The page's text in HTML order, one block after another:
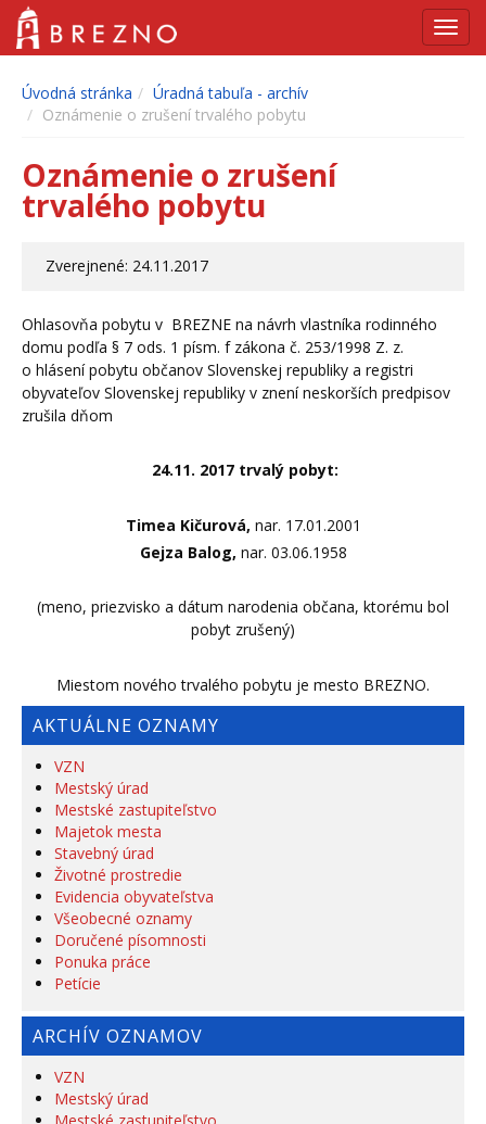
Úvodná stránka
Úradná tabuľa - archív
Oznámenie o zrušení trvalého pobytu
Oznámenie o zrušení
trvalého pobytu
Zverejnené: 24.11.2017
Ohlasovňa pobytu v BREZNE na návrh vlastníka rodinného
domu podľa § 7 ods. 1 písm. f zákona č. 253/1998 Z. z.
o hlásení pobytu občanov Slovenskej republiky a registri
obyvateľov Slovenskej republiky v znení neskorších predpisov
zrušila dňom
24.11. 2017 trvalý pobyt:
Timea Kičurová, nar. 17.01.2001
Gejza Balog, nar. 03.06.1958
(meno, priezvisko a dátum narodenia občana, ktorému bol
pobyt zrušený)
Miestom nového trvalého pobytu je mesto BREZNO.
AKTUÁLNE OZNAMY
VZN
Mestský úrad
Mestské zastupiteľstvo
Majetok mesta
Stavebný úrad
Životné prostredie
Evidencia obyvateľstva
Všeobecné oznamy
Doručené písomnosti
Ponuka práce
Petície
ARCHÍV OZNAMOV
VZN
Mestský úrad